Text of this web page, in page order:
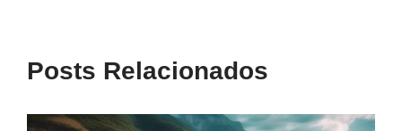
Posts Relacionados